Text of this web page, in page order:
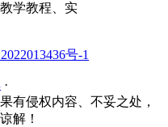
学教程、实
号-1
·
有侵权内容、不妥之处，
解！